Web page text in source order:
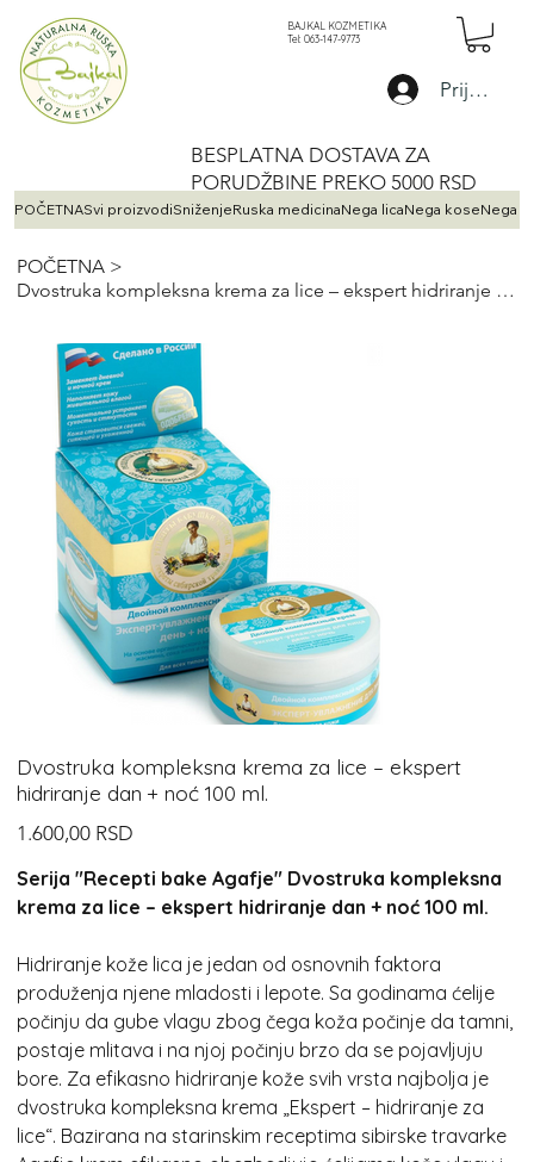
BAJKAL KOZMETIKA
Tel: 063-147-9773
BESPLATNA DOSTAVA ZA
PORUDŽBINE PREKO 5000 RSD
POČETNASvi proizvodiSniženjeRuska medicinaNega licaNega koseNega
Prijava
POČETNA >
Dvostruka kompleksna krema za lice – ekspert hidriranje dan + noć 100 ml.
Dvostruka kompleksna krema za lice – ekspert
hidriranje dan + noć 100 ml.
Cijena
1.600,00 RSD
Serija "Recepti bake Agafje" Dvostruka kompleksna
krema za lice – ekspert hidriranje dan + noć 100 ml.
Hidriranje kože lica je jedan od osnovnih faktora
produženja njene mladosti i lepote. Sa godinama ćelije
počinju da gube vlagu zbog čega koža počinje da tamni,
postaje mlitava i na njoj počinju brzo da se pojavljuju
bore. Za efikasno hidriranje kože svih vrsta najbolja je
dvostruka kompleksna krema „Ekspert – hidriranje za
lice“. Bazirana na starinskim receptima sibirske travarke